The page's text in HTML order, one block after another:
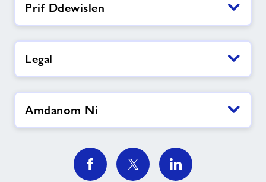
Prif Ddewislen
Legal
Amdanom Ni